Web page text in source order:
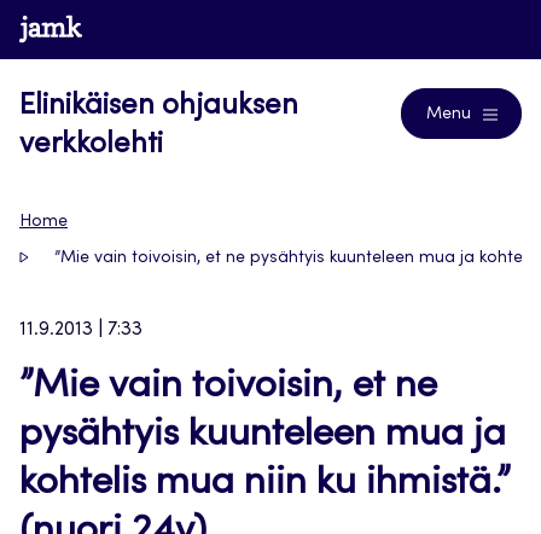
Siirry
suoraan
www.jamk.fi
Elinikäisen ohjauksen
verkkolehti
Menu
Home
”Mie vain toivoisin, et ne pysähtyis kuunteleen mua ja
11.9.2013 | 7:33
”Mie vain toivoisin, et ne
pysähtyis kuunteleen mua ja
kohtelis mua niin ku ihmistä.”